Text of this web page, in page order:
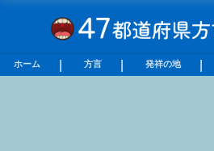
ホーム 方言 発祥の地